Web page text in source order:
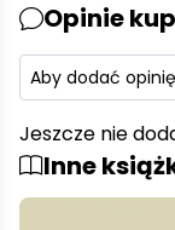
Opinie
Aby dodać
Jeszcze nie
Inne